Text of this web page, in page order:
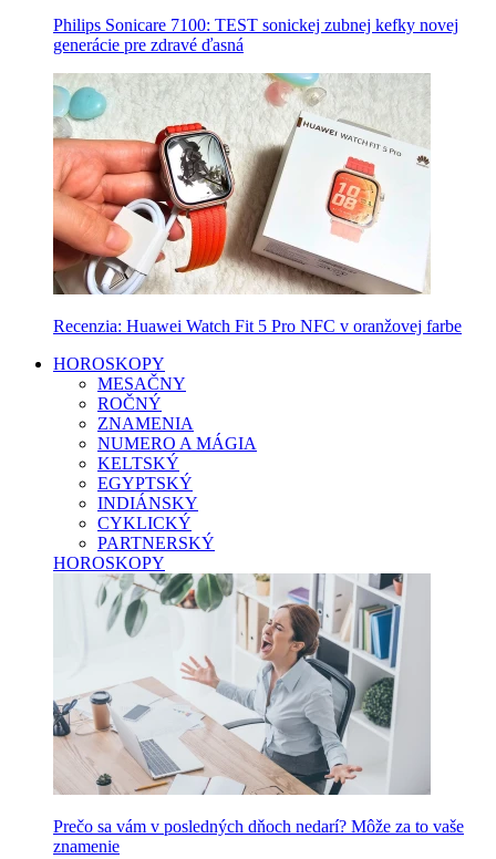
Philips Sonicare 7100: TEST sonickej zubnej kefky novej
generácie pre zdravé ďasná
Recenzia: Huawei Watch Fit 5 Pro NFC v oranžovej farbe
HOROSKOPY
MESAČNY
ROČNÝ
ZNAMENIA
NUMERO A MÁGIA
KELTSKÝ
EGYPTSKÝ
INDIÁNSKY
CYKLICKÝ
PARTNERSKÝ
HOROSKOPY
Prečo sa vám v posledných dňoch nedarí? Môže za to vaše
znamenie